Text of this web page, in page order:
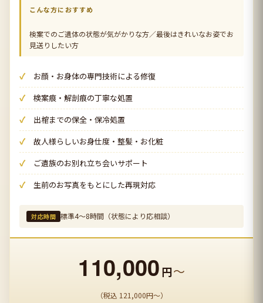
こんな方におすすめ
検案でのご遺体の状態が気がかりな方／最後はきれいなお姿でお
見送りしたい方
お顔・お身体の専門技術による修復
検案痕・解剖痕の丁寧な処置
出棺までの保全・保冷処置
故人様らしいお身仕度・整髪・お化粧
ご遺族のお別れ立ち会いサポート
生前のお写真をもとにした再現対応
対応時間 標準4〜8時間（状態により応相談）
110,000円〜
（税込 121,000円〜）